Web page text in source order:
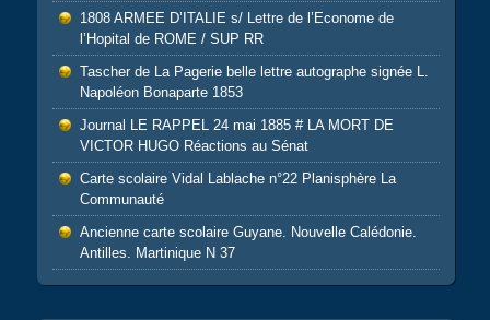
1808 ARMEE D’ITALIE s/ Lettre de l’Econome de
l’Hopital de ROME / SUP RR
Tascher de La Pagerie belle lettre autographe signée L.
Napoléon Bonaparte 1853
Journal LE RAPPEL 24 mai 1885 # LA MORT DE
VICTOR HUGO Réactions au Sénat
Carte scolaire Vidal Lablache n°22 Planisphère La
Communauté
Ancienne carte scolaire Guyane. Nouvelle Calédonie.
Antilles. Martinique N 37